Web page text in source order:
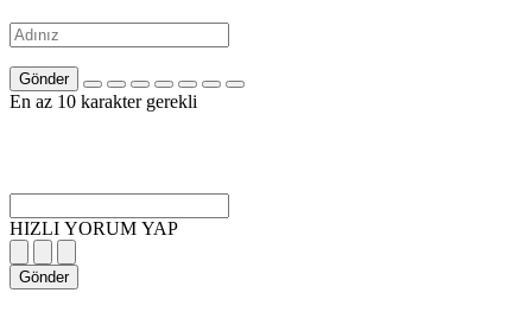
Gönder
En az 10 karakter gerekli
HIZLI YORUM YAP
Gönder